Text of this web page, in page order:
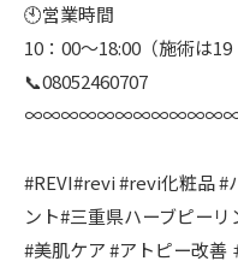
🕙営業時間
10：00〜18:00（施術は19
📞08052460707
#REVI#revi #revi化粧品 #
ント#三重県ハーブピー
#美肌ケア #アトピー改善